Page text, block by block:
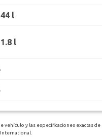
l
l
y las especificaciones exactas